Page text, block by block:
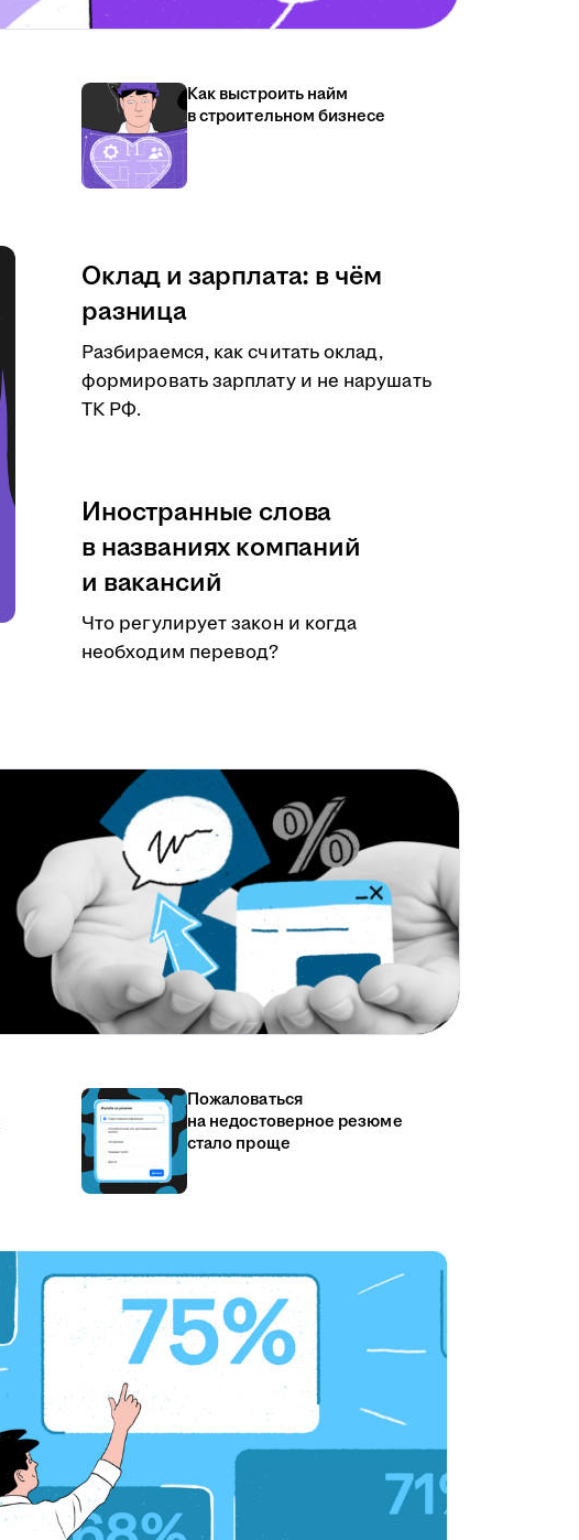
Как выстроить найм
в строительном бизнесе
Оклад и зарплата: в чём
разница
Разбираемся, как считать оклад,
формировать зарплату и не нарушать
ТК РФ.
Иностранные слова
в названиях компаний
и вакансий
Что регулирует закон и когда
необходим перевод?
Пожаловаться
на недостоверное резюме
стало проще